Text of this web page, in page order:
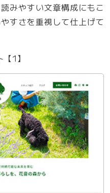
みやすい文章構成にもこ
すさを重視して仕上げて
1】